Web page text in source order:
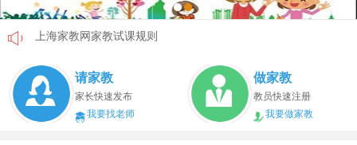
上海家教网家教试课规则
上海家教网免责声明
教员首次给家长打电话注意事项
上海家教网教员首次上门试教注意事项
请家教
家长快速发布
我要找老师
做家教
教员快速注册
我要做家教